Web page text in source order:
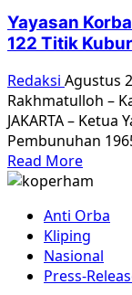
Maaf
Yayasan
122 Titik
Redaksi Agustus
Rakhmatulloh –
JAKARTA –
Pembunuhan
Read MoreRead
more
Yayasan
Korban
65
Anti Orba
Kliping
Nasional
Press-